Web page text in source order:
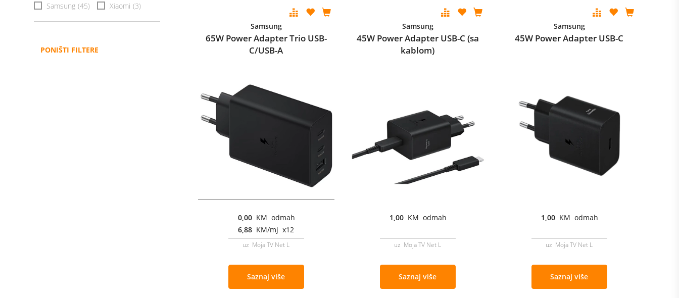
Samsung (45) Xiaomi (3)
PONIŠTI FILTERE
Samsung
65W Power Adapter Trio USB-
C/USB-A
0,00 KM odmah
6,88 KM/mj x12
uz Moja TV Net L
Saznaj više
Samsung
45W Power Adapter USB-C (sa
kablom)
1,00 KM odmah
uz Moja TV Net L
Saznaj više
Samsung
45W Power Adapter USB-C
1,00 KM odmah
uz Moja TV Net L
Saznaj više